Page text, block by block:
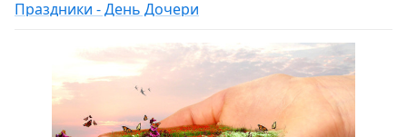
Праздники - День Дочери